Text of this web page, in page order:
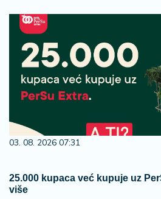
03. 08. 2026 07:31
25.000 kupaca već kupuje uz
više